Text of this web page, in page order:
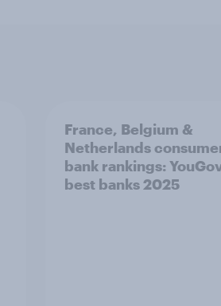
France, Belgium &
Netherlands
bank rankings:
best banks 2025